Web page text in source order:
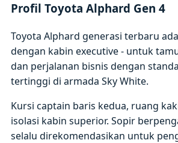
Profil Toyota Alphard Gen 4
Toyota Alphard generasi terbaru
dengan kabin executive - untuk
dan perjalanan bisnis dengan
tertinggi di armada Sky White.
Kursi captain baris kedua, ruang
isolasi kabin superior. Sopir
selalu direkomendasikan untuk